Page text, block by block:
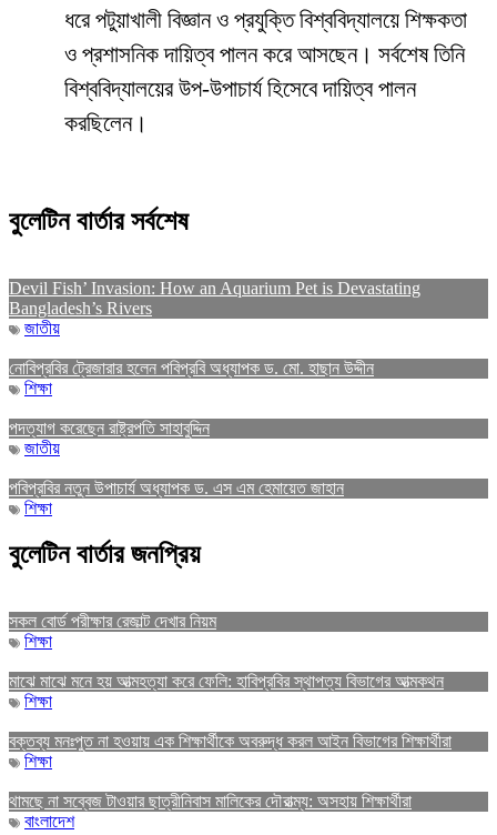
ধরে পটুয়াখালী বিজ্ঞান ও প্রযুক্তি বিশ্ববিদ্যালয়ে শিক্ষকতা
ও প্রশাসনিক দায়িত্ব পালন করে আসছেন। সর্বশেষ তিনি
বিশ্ববিদ্যালয়ের উপ-উপাচার্য হিসেবে দায়িত্ব পালন
করছিলেন।
বুলেটিন বার্তার সর্বশেষ
Devil Fish’ Invasion: How an Aquarium Pet is Devastating
Bangladesh’s Rivers
জাতীয়
নোবিপ্রবির ট্রেজারার হলেন পবিপ্রবি অধ্যাপক ড. মো. হাছান উদ্দীন
শিক্ষা
পদত্যাগ করেছেন রাষ্ট্রপতি সাহাবুদ্দিন
জাতীয়
পবিপ্রবির নতুন উপাচার্য অধ্যাপক ড. এস এম হেমায়েত জাহান
শিক্ষা
বুলেটিন বার্তার জনপ্রিয়
সকল বোর্ড পরীক্ষার রেজাল্ট দেখার নিয়ম
শিক্ষা
মাঝে মাঝে মনে হয় আত্মহত্যা করে ফেলি: হাবিপ্রবির স্থাপত্য বিভাগের আত্মকথন
শিক্ষা
বক্তব্য মনঃপুত না হওয়ায় এক শিক্ষার্থীকে অবরুদ্ধ করল আইন বিভাগের শিক্ষার্থীরা
শিক্ষা
থামছে না সব্বেজ টাওয়ার ছাত্রীনিবাস মালিকের দৌরাত্ম্য: অসহায় শিক্ষার্থীরা
বাংলাদেশ